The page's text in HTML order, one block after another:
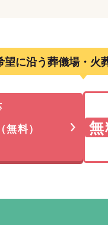
望に沿う葬儀場・火
（無料）